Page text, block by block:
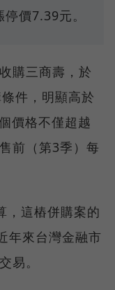
價7.39元。
購三商壽，於
件，明顯高於
價格不僅超越
前（第3季）每
，這樁併購案的
年來台灣金融市
易。